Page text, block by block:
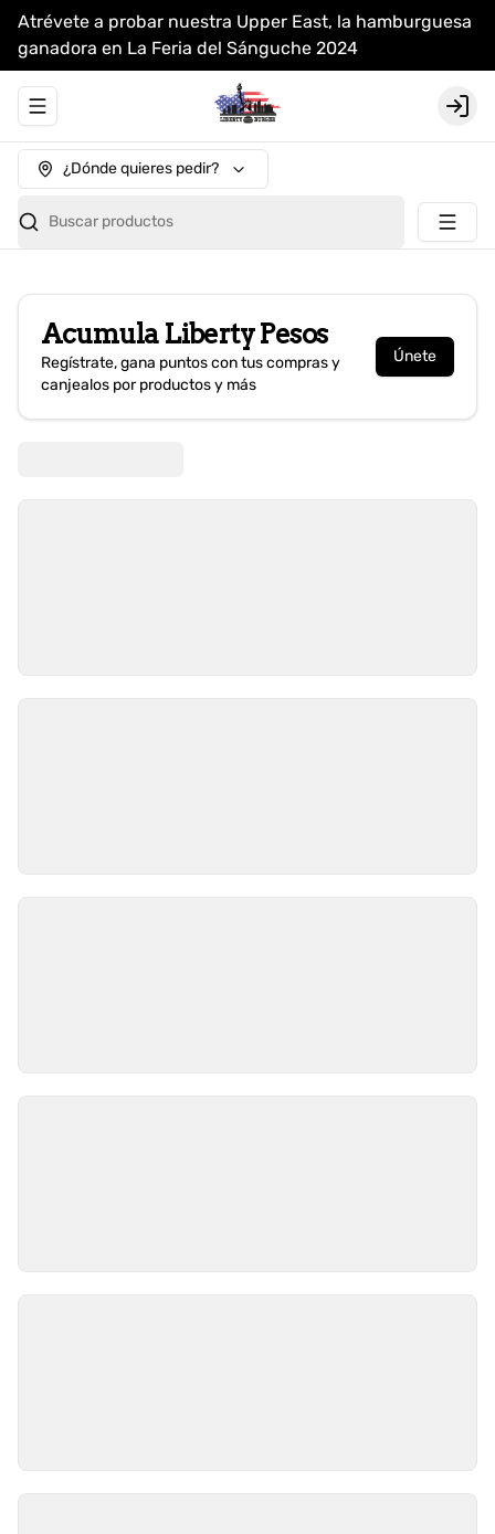
Atrévete a probar nuestra Upper East, la hamburguesa
ganadora en La Feria del Sánguche 2024
Abrir menu de navegación Login
¿Dónde quieres pedir?
Buscar productos
Acumula Liberty Pesos
Regístrate, gana puntos con tus compras y
canjealos por productos y más
Únete